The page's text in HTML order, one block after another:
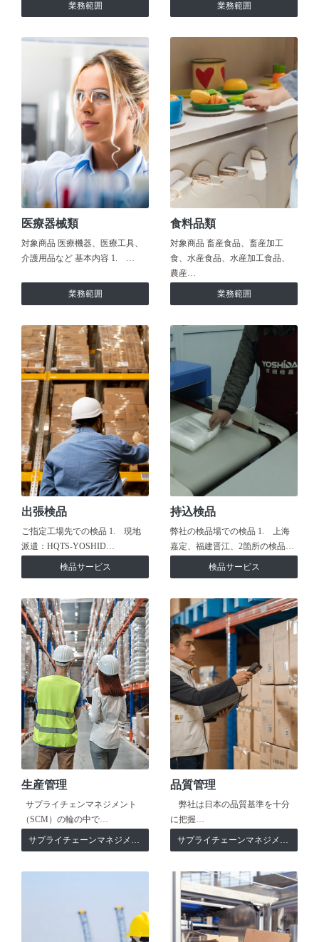
業務範囲 業務範囲
医療器械類
対象商品 医療機器、医療工具、
介護用品など 基本内容 1. …
業務範囲
食料品類
対象商品 畜産食品、畜産加工
食、水産食品、水産加工食品、
農産…
業務範囲
出張検品
ご指定工場先での検品 1. 現地
派遣：HQTS-YOSHID…
検品サービス
持込検品
弊社の検品場での検品 1. 上海
嘉定、福建晋江、2箇所の検品…
検品サービス
生産管理
サプライチェンマネジメント
（SCM）の輪の中で…
サプライチェーンマネジメント
品質管理
弊社は日本の品質基準を十分
に把握…
サプライチェーンマネジメント